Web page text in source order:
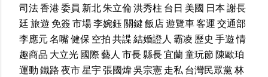
司法香港委員 新北朱立倫洪秀柱 台日 美國 日本謝長
廷旅遊 免簽市場李婉鈺關鍵飯店遊覽車客運交通部
李應元名嘴健保空拍共諜結婚證人 霸凌 歷史 手遊情
趣商品 大立光國際藝人 市長縣長宜蘭童玩節陳歐珀
運動鐵路夜市星宇張國煒吳宗憲走私台灣民眾黨林